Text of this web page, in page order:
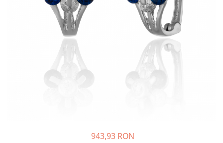
SETURI BIJUTERII
BRATARA TIP ROZARIU
LANTURI TIP ROZARIU
943,93 RON